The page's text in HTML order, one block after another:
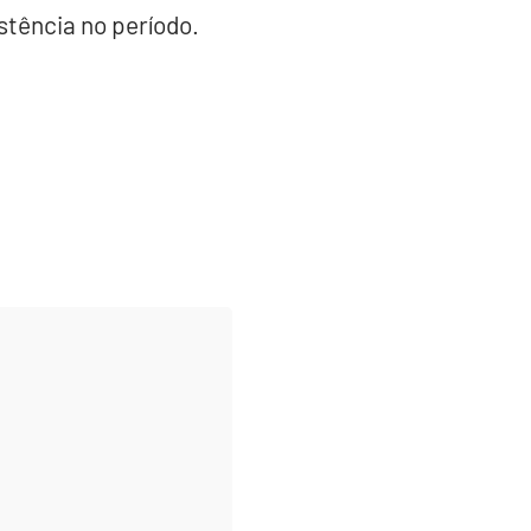
no período.